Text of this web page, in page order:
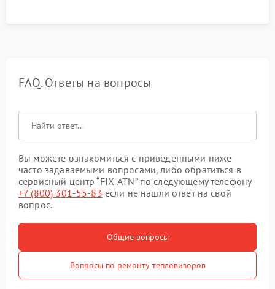
FAQ. Ответы на вопросы
Вы можете ознакомиться с приведенными ниже
часто задаваемыми вопросами, либо обратиться в
сервисный центр “FIX-ATN” по следующему телефону
+7 (800) 301-55-83 если не нашли ответ на свой
вопрос.
Общие вопросы
Вопросы по ремонту тепловизоров